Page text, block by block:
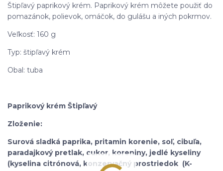
Štipľavý paprikový krém. Paprikový krém môžete použiť do
pomazánok, polievok, omáčok, do gulášu a iných pokrmov.
Veľkosť: 160 g
Typ: štipľavý krém
Obal: tuba
Paprikový krém Štipľavý
Zloženie:
Surová sladká paprika, pritamin korenie, soľ, cibuľa,
paradajkový pretlak, cukor, koreniny, jedlé kyseliny
(kyselina citrónová, konzervačný prostriedok (K-